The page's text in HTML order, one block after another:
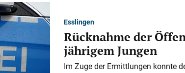
Esslingen
Rücknahme der
jährigem Jungen
Im Zuge der Ermittlungen konnte